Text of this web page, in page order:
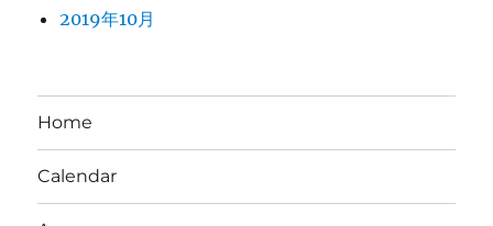
2019年10月
Home
Calendar